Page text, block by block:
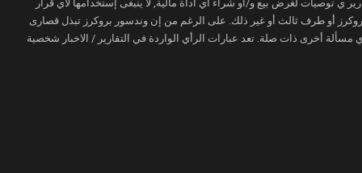
ي توصيات لغرض بيع و/أو شراء أي أداة مالية, لا ينبغى إستخدامها لأي قرار
أو طرف ثالث أو غير ذلك. على الرغم من إن وندسور بروكرز تبذل قصارى
أخرى ذات صلة. تعد عبارات الرأي الواردة في التقارير / الاخبار شخصية